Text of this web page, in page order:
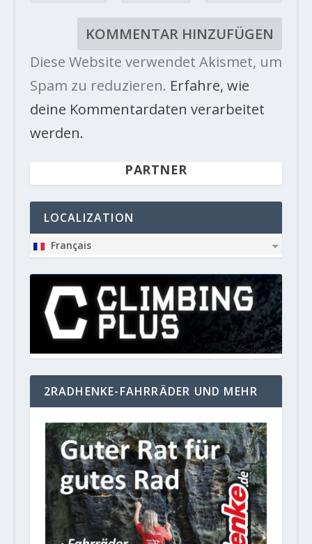
Diese Website verwendet Akismet, um
Spam zu reduzieren. Erfahre, wie
deine Kommentardaten verarbeitet
werden.
PARTNER
LOCALIZATION
Français
2RADHENKE-FAHRRÄDER UND MEHR